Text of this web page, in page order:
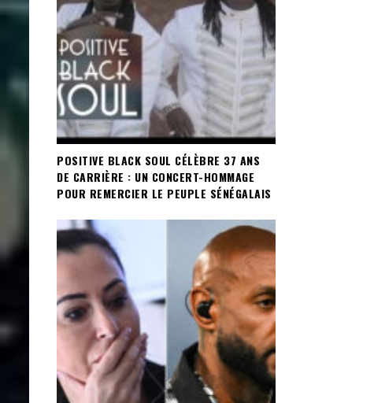
POSITIVE BLACK SOUL CÉLÈBRE 37 ANS
DE CARRIÈRE : UN CONCERT-HOMMAGE
POUR REMERCIER LE PEUPLE SÉNÉGALAIS